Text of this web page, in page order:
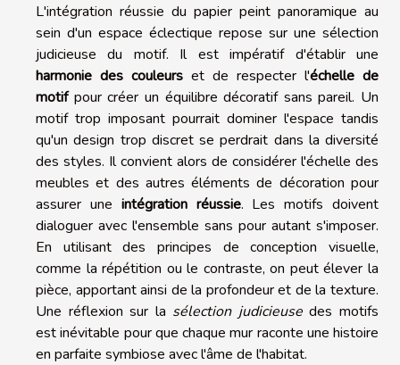
L'intégration réussie du papier peint panoramique au
sein d'un espace éclectique repose sur une sélection
judicieuse du motif. Il est impératif d'établir une
harmonie des couleurs et de respecter l'échelle de
motifpour créer un équilibre décoratif sans pareil. Un
motif trop imposant pourrait dominer l'espace tandis
qu'un design trop discret se perdrait dans la diversité
des styles. Il convient alors de considérer l'échelle des
meubles et des autres éléments de décoration pour
assurer une intégration réussie. Les motifs doivent
dialoguer avec l'ensemble sans pour autant s'imposer.
En utilisant des principes de conception visuelle,
comme la répétition ou le contraste, on peut élever la
pièce, apportant ainsi de la profondeur et de la texture.
Une réflexion sur la sélection judicieusedes motifs
est inévitable pour que chaque mur raconte une histoire
en parfaite symbiose avec l'âme de l'habitat.